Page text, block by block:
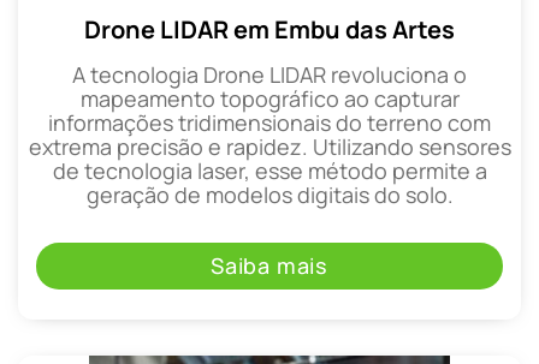
Drone LIDAR em Embu das Artes
A tecnologia Drone LIDAR revoluciona o
mapeamento topográfico ao capturar
informações tridimensionais do terreno com
extrema precisão e rapidez. Utilizando sensores
de tecnologia laser, esse método permite a
geração de modelos digitais do solo.
Saiba mais